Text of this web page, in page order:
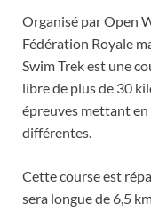
Organisé par Open
Fédération Royale
Swim Trek est une
libre de plus de 30
épreuves mettant
différentes.
Cette course est
sera longue de 6,5